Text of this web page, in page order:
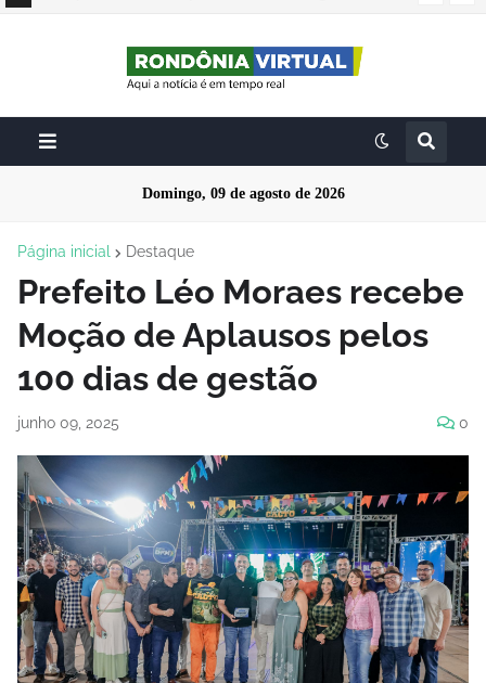
Samuel Costa completam os quatro primeiros
Domingo, 09 de agosto de 2026
Página inicial Destaque
Prefeito Léo Moraes recebe
Moção de Aplausos pelos
100 dias de gestão
junho 09, 2025 0